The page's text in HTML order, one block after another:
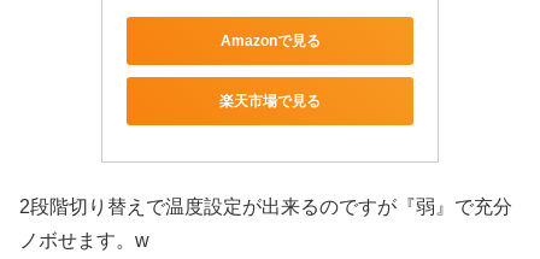
Amazonで見る
楽天市場で見る
2段階切り替えで温度設定が出来るのですが『弱』で充分
ノボせます。w